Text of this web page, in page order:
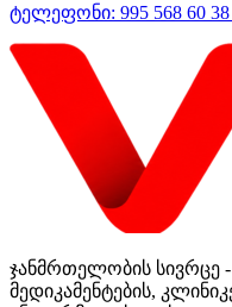
ტელეფონი: 995 568 60
ჯანმრთელობის სივრცე
მედიკამენტების,